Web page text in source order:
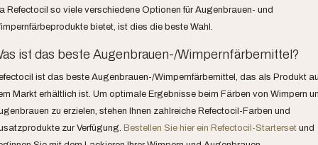
Refectocil so viele verschiedene Optionen für Augenbrauen- und
bietet, ist dies die beste Wahl.
ist das beste Augenbrauen-/Wimpernfärbemittel?
ist das beste Augenbrauen-/Wimpernfärbemittel, das als Produkt
Markt erhältlich ist. Um optimale Ergebnisse beim Färben von Wimpern
zu erzielen, stehen Ihnen zahlreiche Refectocil-Farben und
zur Verfügung. Bestellen Sie hier ein Refectocil-Startersetund